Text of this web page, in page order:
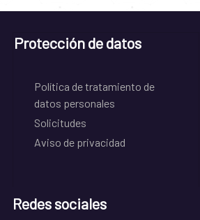
Protección de datos
Política de tratamiento de
datos personales
Solicitudes
Aviso de privacidad
Redes sociales